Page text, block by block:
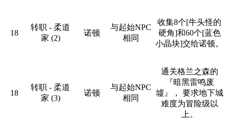
18
转职 - 柔道
家 (2)
诺顿
与起始NPC
相同
收集8个[牛头怪的
硬角]和60个[蓝色
小晶块]交给诺顿。
18
转职 - 柔道
家 (3)
诺顿
与起始NPC
相同
通关格兰之森的
『暗黑雷鸣废
墟』， 要求地下城
难度为冒险级以
上。